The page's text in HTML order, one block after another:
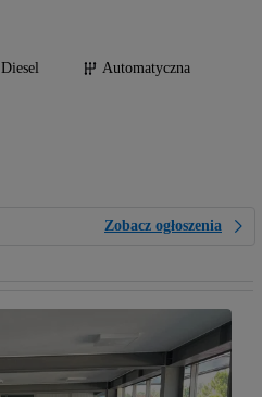
Diesel
Automatyczna
Zobacz ogłoszenia